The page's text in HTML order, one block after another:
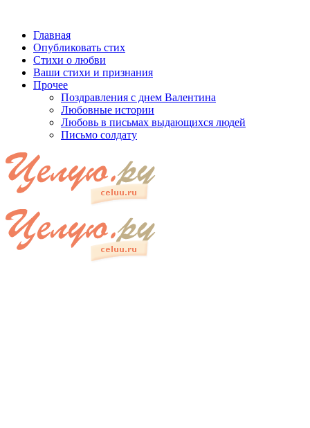
Главная
Опубликовать стих
Стихи о любви
Ваши стихи и признания
Прочее
Поздравления с днем Валентина
Любовные истории
Любовь в письмах выдающихся людей
Письмо солдату